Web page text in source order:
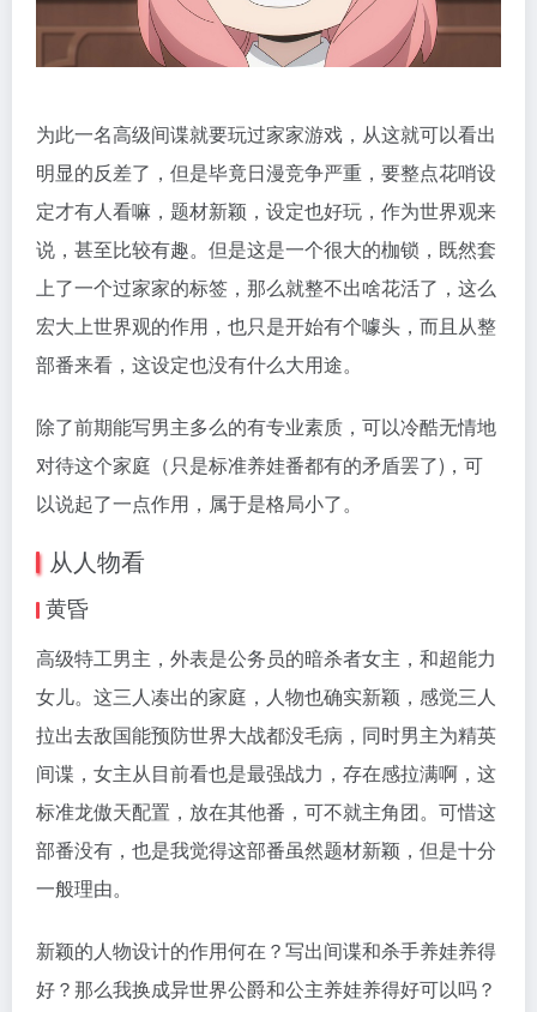
为此一名高级间谍就要玩过家家游戏，从这就可以看出
明显的反差了，但是毕竟日漫竞争严重，要整点花哨设
定才有人看嘛，题材新颖，设定也好玩，作为世界观来
说，甚至比较有趣。但是这是一个很大的枷锁，既然套
上了一个过家家的标签，那么就整不出啥花活了，这么
宏大上世界观的作用，也只是开始有个噱头，而且从整
部番来看，这设定也没有什么大用途。
除了前期能写男主多么的有专业素质，可以冷酷无情地
对待这个家庭（只是标准养娃番都有的矛盾罢了)，可
以说起了一点作用，属于是格局小了。
从人物看
黄昏
高级特工男主，外表是公务员的暗杀者女主，和超能力
女儿。这三人凑出的家庭，人物也确实新颖，感觉三人
拉出去敌国能预防世界大战都没毛病，同时男主为精英
间谍，女主从目前看也是最强战力，存在感拉满啊，这
标准龙傲天配置，放在其他番，可不就主角团。可惜这
部番没有，也是我觉得这部番虽然题材新颖，但是十分
一般理由。
新颖的人物设计的作用何在？写出间谍和杀手养娃养得
好？那么我换成异世界公爵和公主养娃养得好可以吗？